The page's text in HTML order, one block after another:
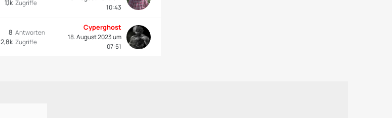
Zugriffe
1,1k
10:43
Antworten
8
Zugriffe
2,8k
Cyperghost
18. August 2023 um
07:51